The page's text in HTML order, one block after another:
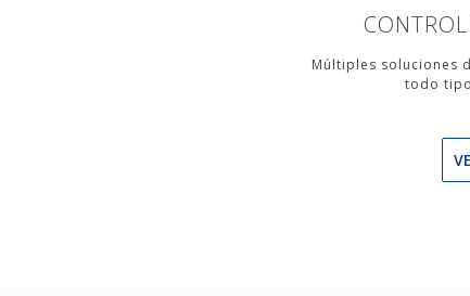
Múltiples soluciones
todo